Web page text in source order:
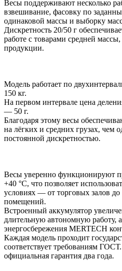
Весы поддерживают несколько
взвешивание, фасовку по
одинаковой массы и выборку
Дискретность 20/50 г
работе с товарами средней
продукции.
Модель работает по
150 кг.
На первом интервале цена
— 50 г.
Благодаря этому весы
на лёгких и средних грузах, чем
постоянной дискретностью.
Весы уверенно функционируют
+40 °C, что позволяет
условиях — от торговых залов
помещений.
Встроенный аккумулятор
длительную автономную работу,
энергосбережения MERTECH
Каждая модель проходит
соответствует требованиям
официальная гарантия два года.